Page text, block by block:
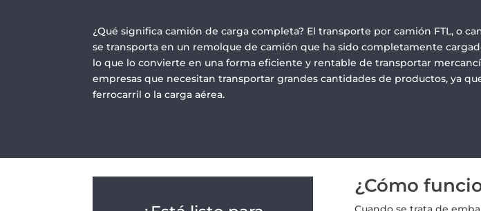
¿Qué significa camión de carga completa? El transporte por camión FTL, o
se transporta en un remolque de camión que ha sido completamente
lo que lo convierte en una forma eficiente y rentable de transportar
empresas que necesitan transportar grandes cantidades de productos, ya
ferrocarril o la carga aérea.
¿Cómo